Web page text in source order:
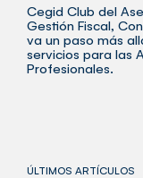
Cegid Club del
Gestión Fiscal,
va un paso más
servicios para las
Profesionales.
ÚLTIMOS ARTÍCULOS